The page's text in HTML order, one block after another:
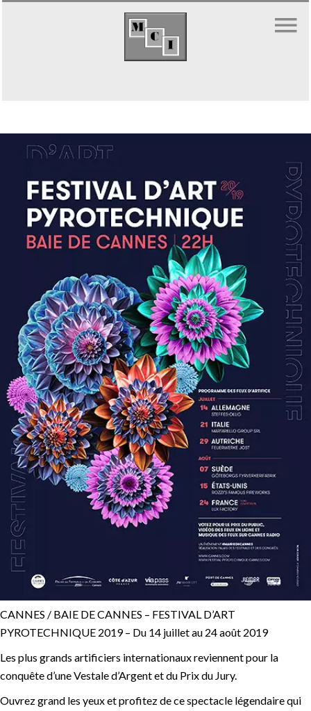
CANNES / BAIE DE CANNES – FESTIVAL D’ART
PYROTECHNIQUE 2019 – Du 14 juillet au 24 août 2019
Les plus grands artificiers internationaux reviennent pour la
conquête d’une Vestale d’Argent et du Prix du Jury.
Ouvrez grand les yeux et profitez de ce spectacle légendaire qui